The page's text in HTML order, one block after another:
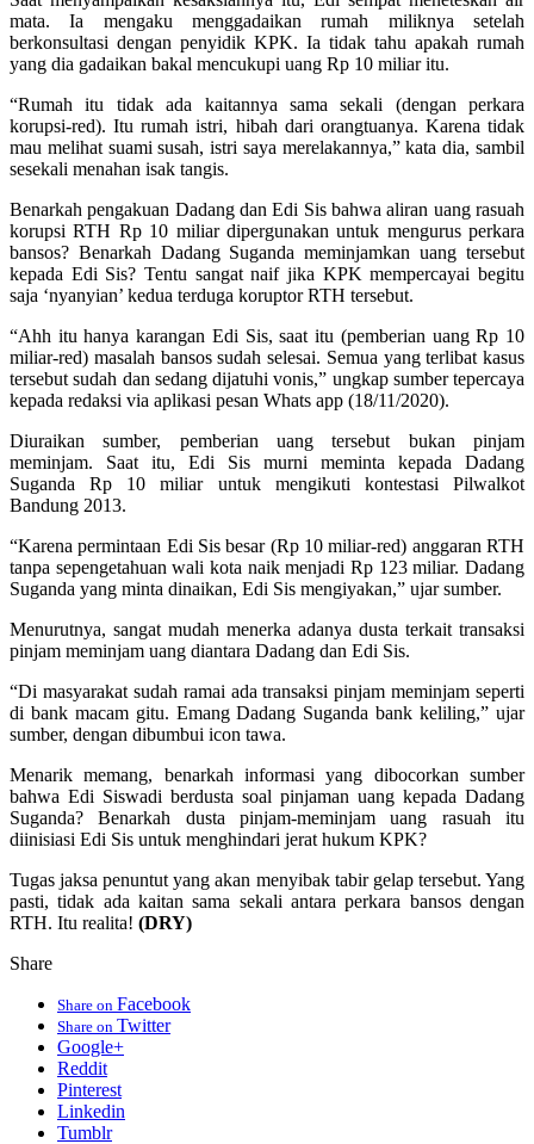
mata. Ia mengaku menggadaikan rumah miliknya setelah
berkonsultasi dengan penyidik KPK. Ia tidak tahu apakah rumah
yang dia gadaikan bakal mencukupi uang Rp 10 miliar itu.
“Rumah itu tidak ada kaitannya sama sekali (dengan perkara
korupsi-red). Itu rumah istri, hibah dari orangtuanya. Karena tidak
mau melihat suami susah, istri saya merelakannya,” kata dia, sambil
sesekali menahan isak tangis.
Benarkah pengakuan Dadang dan Edi Sis bahwa aliran uang rasuah
korupsi RTH Rp 10 miliar dipergunakan untuk mengurus perkara
bansos? Benarkah Dadang Suganda meminjamkan uang tersebut
kepada Edi Sis? Tentu sangat naif jika KPK mempercayai begitu
saja ‘nyanyian’ kedua terduga koruptor RTH tersebut.
“Ahh itu hanya karangan Edi Sis, saat itu (pemberian uang Rp 10
miliar-red) masalah bansos sudah selesai. Semua yang terlibat kasus
tersebut sudah dan sedang dijatuhi vonis,” ungkap sumber tepercaya
kepada redaksi via aplikasi pesan Whats app (18/11/2020).
Diuraikan sumber, pemberian uang tersebut bukan pinjam
meminjam. Saat itu, Edi Sis murni meminta kepada Dadang
Suganda Rp 10 miliar untuk mengikuti kontestasi Pilwalkot
Bandung 2013.
“Karena permintaan Edi Sis besar (Rp 10 miliar-red) anggaran RTH
tanpa sepengetahuan wali kota naik menjadi Rp 123 miliar. Dadang
Suganda yang minta dinaikan, Edi Sis mengiyakan,” ujar sumber.
Menurutnya, sangat mudah menerka adanya dusta terkait transaksi
pinjam meminjam uang diantara Dadang dan Edi Sis.
“Di masyarakat sudah ramai ada transaksi pinjam meminjam seperti
di bank macam gitu. Emang Dadang Suganda bank keliling,” ujar
sumber, dengan dibumbui icon tawa.
Menarik memang, benarkah informasi yang dibocorkan sumber
bahwa Edi Siswadi berdusta soal pinjaman uang kepada Dadang
Suganda? Benarkah dusta pinjam-meminjam uang rasuah itu
diinisiasi Edi Sis untuk menghindari jerat hukum KPK?
Tugas jaksa penuntut yang akan menyibak tabir gelap tersebut. Yang
pasti, tidak ada kaitan sama sekali antara perkara bansos dengan
RTH. Itu realita! (DRY)
Share
Share on Facebook
Share on Twitter
Google+
Reddit
Pinterest
Linkedin
Tumblr